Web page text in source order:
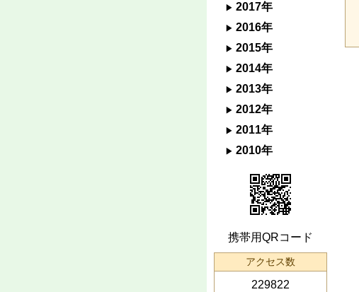
2017年
2016年
2015年
2014年
2013年
2012年
2011年
2010年
携帯用QRコード
アクセス数
229822